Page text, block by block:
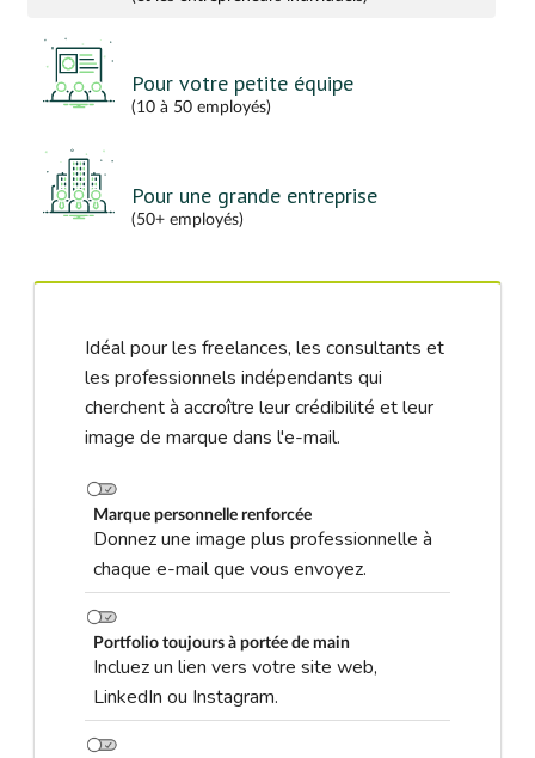
Pour votre petite équipe
(10 à 50 employés)
Pour une grande entreprise
(50+ employés)
Idéal pour les freelances, les consultants et
les professionnels indépendants qui
cherchent à accroître leur crédibilité et leur
image de marque dans l'e-mail.
Marque personnelle renforcée
Donnez une image plus professionnelle à
chaque e-mail que vous envoyez.
Portfolio toujours à portée de main
Incluez un lien vers votre site web,
LinkedIn ou Instagram.